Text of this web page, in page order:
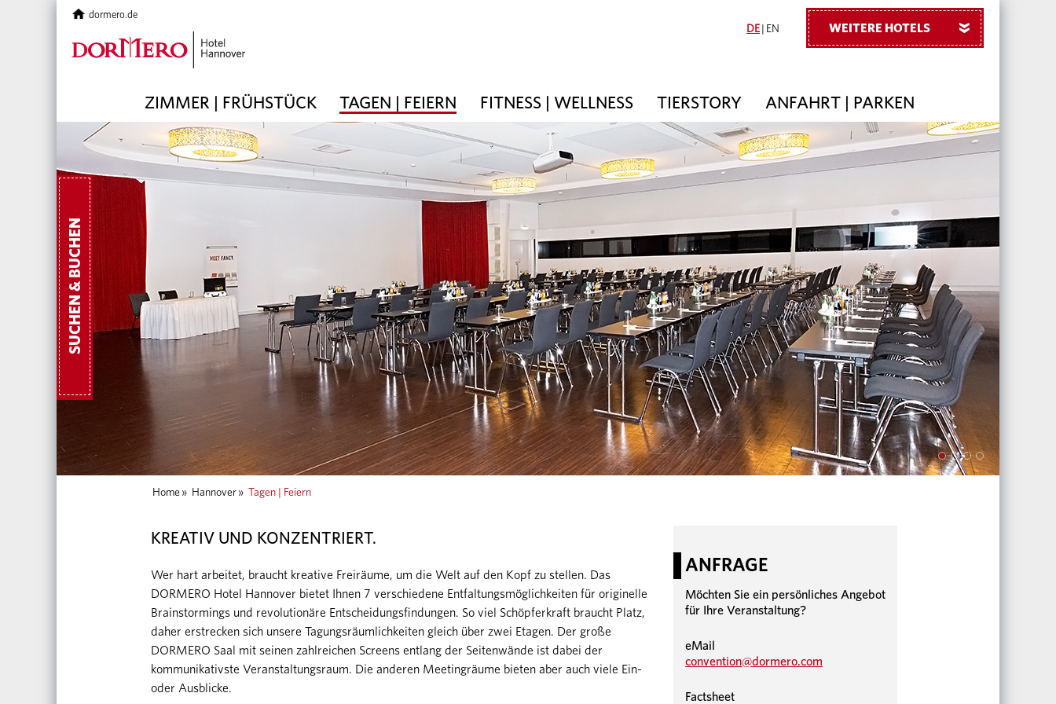
DE EN
ZIMMER | FRÜHSTÜCK TAGEN | FEIERN FITNESS | WELLNESS TIERSTORY ANFAHRT | PARKEN
dormero.de
WEITERE HOTELS »
SUCHEN & BUCHEN
Home » Hannover » Tagen | Feiern
KREATIV UND KONZENTRIERT.
Wer hart arbeitet, braucht kreative Freiräume, um die Welt auf den Kopf zu stellen. Das
DORMERO Hotel Hannover bietet Ihnen 7 verschiedene Entfaltungsmöglichkeiten für originelle
Brainstormings und revolutionäre Entscheidungsfindungen. So viel Schöpferkraft braucht Platz,
daher erstrecken sich unsere Tagungsräumlichkeiten gleich über zwei Etagen. Der große
DORMERO Saal mit seinen zahlreichen Screens entlang der Seitenwände ist dabei der
kommunikativste Veranstaltungsraum. Die anderen Meetingräume bieten aber auch viele Ein-
oder Ausblicke.
ANFRAGE
Möchten Sie ein persönliches Angebot
für Ihre Veranstaltung?
eMail
convention@dormero.com
Factsheet